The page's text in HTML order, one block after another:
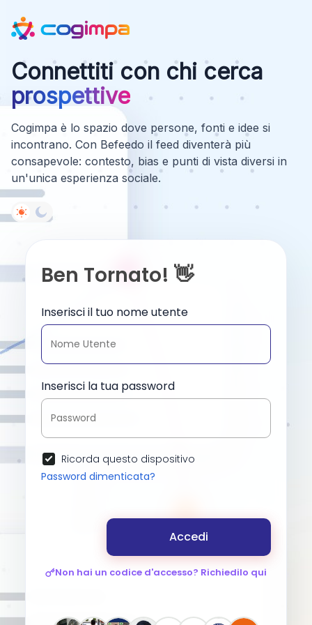
Connettiti con chi cerca
prospettive
Cogimpa è lo spazio dove persone, fonti e idee si
incontrano. Con Befeedo il feed diventerà più
consapevole: contesto, bias e punti di vista diversi in
un'unica esperienza sociale.
Ben Tornato! 👋
Inserisci il tuo nome utente
Inserisci la tua password
Ricorda questo dispositivo
Password dimenticata?
Accedi
Non hai un codice d'accesso? Richiedilo qui